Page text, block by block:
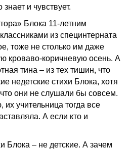
и чувствует.
Блока 11-летним
из специнтерната
тоже не столько им даже
кроваво-коричневую осень. А
тина – из тех тишин, что
недетские стихи Блока, хотя
они не слушали бы совсем.
учительница тогда все
А если кто и
Блока – не детские. А зачем